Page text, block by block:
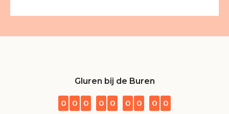
Gluren bij de Buren
0 0 0 0 0 0 0 0 0